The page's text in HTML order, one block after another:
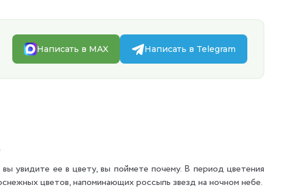
Написать в MAX Написать в Telegram
увидите ее в цвету, вы поймете почему. В период цветения
цветов, напоминающих россыпь звезд на ночном небе.